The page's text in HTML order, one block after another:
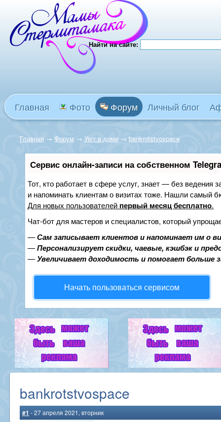
Найти на сайте:
Главная Фото Форум Личный блог
Главная → Форум → Уют в доме → bankrotstvospace
Сервис онлайн-записи на собственном
Тот, кто работает в сфере услуг, знает — без ведения
и напоминать клиентам о визитах тоже. Нашли самый
Для новых пользователей первый месяц бесплатно.
Чат-бот для мастеров и специалистов, который
—Сам записывает клиентов и напоминает им о
—Персонализирует скидки, чаевые, кэшбэк и
—Увеличивает доходимость и помогает больше
Начать пользоваться сервисом
bankrotstvospace
#1 - 27 апреля 2021, вторник